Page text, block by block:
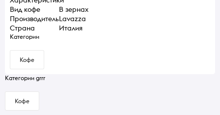
Вид кофе
В зернах
ПроизводительLavazza
Страна
Италия
Категории
Кофе
Категории grrr
Кофе